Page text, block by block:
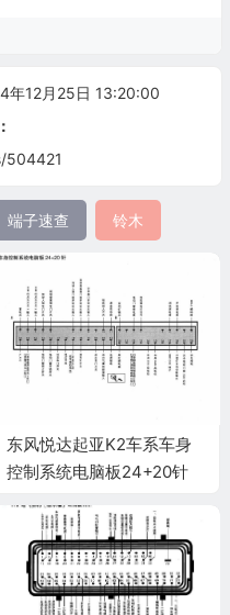
年12月25日 13:20:00
504421
端子速查 铃木
东风悦达起亚K2车系车身
控制系统电脑板24+20针